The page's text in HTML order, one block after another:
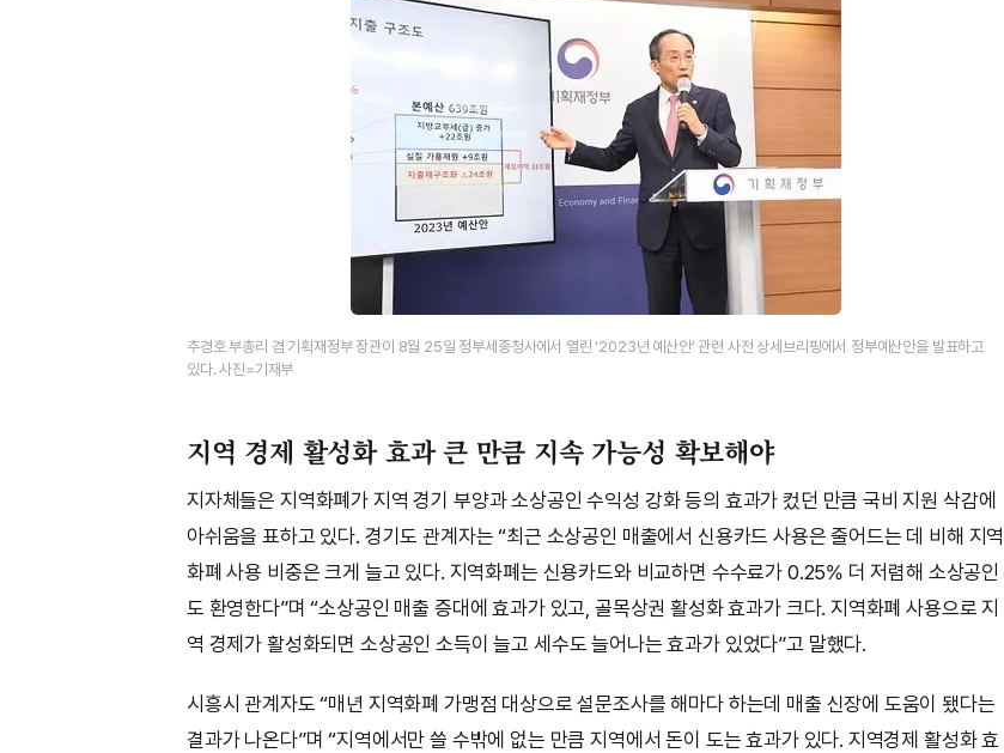
추경호 부총리 겸 기획재정부 장관이 8월 25일 정부세종청사에서 열린 ‘2023년 예산안’ 관련 사전 상세브리핑에서 정부예산안을 발표하고
있다. 사진=기재부
지역 경제 활성화 효과 큰 만큼 지속 가능성 확보해야
지자체들은 지역화폐가 지역 경기 부양과 소상공인 수익성 강화 등의 효과가 컸던 만큼 국비 지원 삭감에
아쉬움을 표하고 있다. 경기도 관계자는 “최근 소상공인 매출에서 신용카드 사용은 줄어드는 데 비해 지역
화폐 사용 비중은 크게 늘고 있다. 지역화폐는 신용카드와 비교하면 수수료가 0.25% 더 저렴해 소상공인
도 환영한다”며 “소상공인 매출 증대에 효과가 있고, 골목상권 활성화 효과가 크다. 지역화폐 사용으로 지
역 경제가 활성화되면 소상공인 소득이 늘고 세수도 늘어나는 효과가 있었다”고 말했다.
시흥시 관계자도 “매년 지역화폐 가맹점 대상으로 설문조사를 해마다 하는데 매출 신장에 도움이 됐다는
결과가 나온다”며 “지역에서만 쓸 수밖에 없는 만큼 지역에서 돈이 도는 효과가 있다. 지역경제 활성화 효